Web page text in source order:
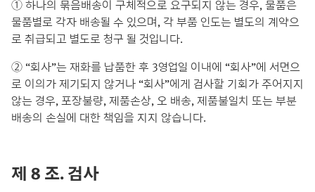
① 하나의 묶음배송이 구체적으로 요구되지 않는 경우, 물품은
물품별로 각자 배송될 수 있으며, 각 부품 인도는 별도의 계약으
로 취급되고 별도로 청구 될 것입니다.
② “회사”는 재화를 납품한 후 3영업일 이내에 “회사”에 서면으
로 이의가 제기되지 않거나 “회사”에게 검사할 기회가 주어지지
않는 경우, 포장불량, 제품손상, 오 배송, 제품불일치 또는 부분
배송의 손실에 대한 책임을 지지 않습니다.
제 8 조. 검사